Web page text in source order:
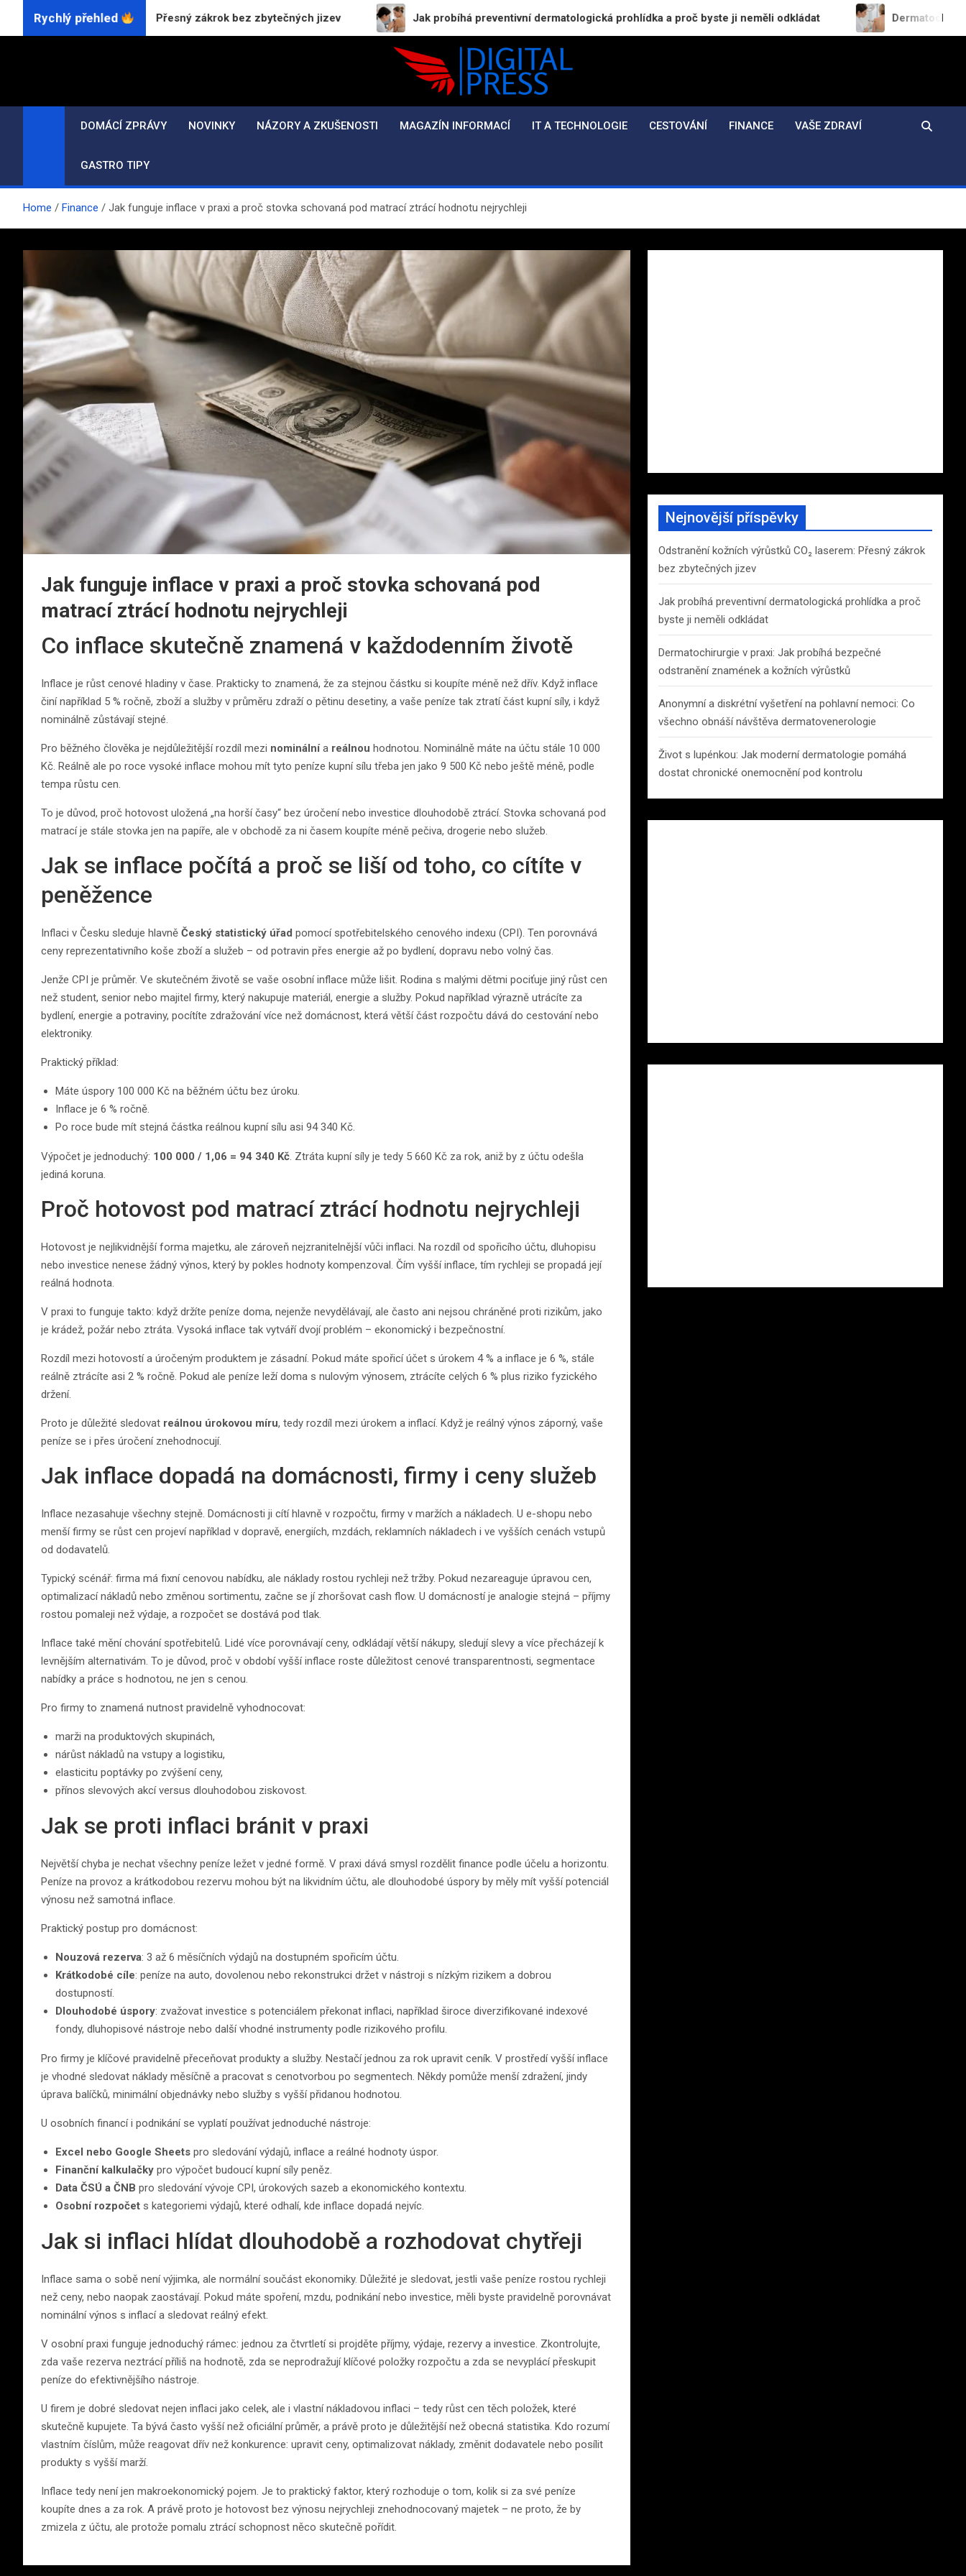
Rychlý přehled
CO₂ laserem: Přesný zákrok bez zbytečných jizev Jak probíhá preventivní dermatologická prohlídka a proč byste ji neměli odkládat Dermatochirurgie v praxi:
Digital-Press.cz
Kvalitní informace pro každý den
DOMÁCÍ ZPRÁVY
NOVINKY NÁZORY A ZKUŠENOSTI MAGAZÍN INFORMACÍ IT A TECHNOLOGIE CESTOVÁNÍ FINANCE VAŠE ZDRAVÍ
GASTRO TIPY
Home Finance Jak funguje inflace v praxi a proč stovka schovaná pod matrací ztrácí hodnotu nejrychleji
Jak funguje inflace v praxi a proč stovka schovaná pod
matrací ztrácí hodnotu nejrychleji
Co inflace skutečně znamená v každodenním životě
Inflace je růst cenové hladiny v čase. Prakticky to znamená, že za stejnou částku si koupíte méně než dřív. Když inflace
činí například 5 % ročně, zboží a služby v průměru zdraží o pětinu desetiny, a vaše peníze tak ztratí část kupní síly, i když
nominálně zůstávají stejné.
Pro běžného člověka je nejdůležitější rozdíl mezi nominálnía reálnou hodnotou. Nominálně máte na účtu stále 10 000
Kč. Reálně ale po roce vysoké inflace mohou mít tyto peníze kupní sílu třeba jen jako 9 500 Kč nebo ještě méně, podle
tempa růstu cen.
To je důvod, proč hotovost uložená „na horší časy“ bez úročení nebo investice dlouhodobě ztrácí. Stovka schovaná pod
matrací je stále stovka jen na papíře, ale v obchodě za ni časem koupíte méně pečiva, drogerie nebo služeb.
Jak se inflace počítá a proč se liší od toho, co cítíte v
peněžence
Inflaci v Česku sleduje hlavně Český statistický úřad pomocí spotřebitelského cenového indexu (CPI). Ten porovnává
ceny reprezentativního koše zboží a služeb – od potravin přes energie až po bydlení, dopravu nebo volný čas.
Jenže CPI je průměr. Ve skutečném životě se vaše osobní inflace může lišit. Rodina s malými dětmi pociťuje jiný růst cen
než student, senior nebo majitel firmy, který nakupuje materiál, energie a služby. Pokud například výrazně utrácíte za
bydlení, energie a potraviny, pocítíte zdražování více než domácnost, která větší část rozpočtu dává do cestování nebo
elektroniky.
Praktický příklad:
Máte úspory 100 000 Kč na běžném účtu bez úroku.
Inflace je 6 % ročně.
Po roce bude mít stejná částka reálnou kupní sílu asi 94 340 Kč.
Výpočet je jednoduchý: 100 000 / 1,06 = 94 340 Kč. Ztráta kupní síly je tedy 5 660 Kč za rok, aniž by z účtu odešla
jediná koruna.
Proč hotovost pod matrací ztrácí hodnotu nejrychleji
Hotovost je nejlikvidnější forma majetku, ale zároveň nejzranitelnější vůči inflaci. Na rozdíl od spořicího účtu, dluhopisu
nebo investice nenese žádný výnos, který by pokles hodnoty kompenzoval. Čím vyšší inflace, tím rychleji se propadá její
reálná hodnota.
V praxi to funguje takto: když držíte peníze doma, nejenže nevydělávají, ale často ani nejsou chráněné proti rizikům, jako
je krádež, požár nebo ztráta. Vysoká inflace tak vytváří dvojí problém – ekonomický i bezpečnostní.
Rozdíl mezi hotovostí a úročeným produktem je zásadní. Pokud máte spořicí účet s úrokem 4 % a inflace je 6 %, stále
reálně ztrácíte asi 2 % ročně. Pokud ale peníze leží doma s nulovým výnosem, ztrácíte celých 6 % plus riziko fyzického
držení.
Proto je důležité sledovat reálnou úrokovou míru, tedy rozdíl mezi úrokem a inflací. Když je reálný výnos záporný, vaše
peníze se i přes úročení znehodnocují.
Jak inflace dopadá na domácnosti, firmy i ceny služeb
Inflace nezasahuje všechny stejně. Domácnosti ji cítí hlavně v rozpočtu, firmy v maržích a nákladech. U e-shopu nebo
menší firmy se růst cen projeví například v dopravě, energiích, mzdách, reklamních nákladech i ve vyšších cenách vstupů
od dodavatelů.
Typický scénář: firma má fixní cenovou nabídku, ale náklady rostou rychleji než tržby. Pokud nezareaguje úpravou cen,
optimalizací nákladů nebo změnou sortimentu, začne se jí zhoršovat cash flow. U domácností je analogie stejná – příjmy
rostou pomaleji než výdaje, a rozpočet se dostává pod tlak.
Inflace také mění chování spotřebitelů. Lidé více porovnávají ceny, odkládají větší nákupy, sledují slevy a více přecházejí k
levnějším alternativám. To je důvod, proč v období vyšší inflace roste důležitost cenové transparentnosti, segmentace
nabídky a práce s hodnotou, ne jen s cenou.
Pro firmy to znamená nutnost pravidelně vyhodnocovat:
marži na produktových skupinách,
nárůst nákladů na vstupy a logistiku,
elasticitu poptávky po zvýšení ceny,
přínos slevových akcí versus dlouhodobou ziskovost.
Jak se proti inflaci bránit v praxi
Největší chyba je nechat všechny peníze ležet v jedné formě. V praxi dává smysl rozdělit finance podle účelu a horizontu.
Peníze na provoz a krátkodobou rezervu mohou být na likvidním účtu, ale dlouhodobé úspory by měly mít vyšší potenciál
výnosu než samotná inflace.
Praktický postup pro domácnost:
Nouzová rezerva: 3 až 6 měsíčních výdajů na dostupném spořicím účtu.
Krátkodobé cíle: peníze na auto, dovolenou nebo rekonstrukci držet v nástroji s nízkým rizikem a dobrou
dostupností.
Dlouhodobé úspory: zvažovat investice s potenciálem překonat inflaci, například široce diverzifikované indexové
fondy, dluhopisové nástroje nebo další vhodné instrumenty podle rizikového profilu.
Pro firmy je klíčové pravidelně přeceňovat produkty a služby. Nestačí jednou za rok upravit ceník. V prostředí vyšší inflace
je vhodné sledovat náklady měsíčně a pracovat s cenotvorbou po segmentech. Někdy pomůže menší zdražení, jindy
úprava balíčků, minimální objednávky nebo služby s vyšší přidanou hodnotou.
U osobních financí i podnikání se vyplatí používat jednoduché nástroje:
Excel nebo Google Sheets pro sledování výdajů, inflace a reálné hodnoty úspor.
Finanční kalkulačky pro výpočet budoucí kupní síly peněz.
Data ČSÚ a ČNB pro sledování vývoje CPI, úrokových sazeb a ekonomického kontextu.
Osobní rozpočet s kategoriemi výdajů, které odhalí, kde inflace dopadá nejvíc.
Jak si inflaci hlídat dlouhodobě a rozhodovat chytřeji
Inflace sama o sobě není výjimka, ale normální součást ekonomiky. Důležité je sledovat, jestli vaše peníze rostou rychleji
než ceny, nebo naopak zaostávají. Pokud máte spoření, mzdu, podnikání nebo investice, měli byste pravidelně porovnávat
nominální výnos s inflací a sledovat reálný efekt.
V osobní praxi funguje jednoduchý rámec: jednou za čtvrtletí si projděte příjmy, výdaje, rezervy a investice. Zkontrolujte,
zda vaše rezerva neztrácí příliš na hodnotě, zda se neprodražují klíčové položky rozpočtu a zda se nevyplácí přeskupit
peníze do efektivnějšího nástroje.
U firem je dobré sledovat nejen inflaci jako celek, ale i vlastní nákladovou inflaci – tedy růst cen těch položek, které
skutečně kupujete. Ta bývá často vyšší než oficiální průměr, a právě proto je důležitější než obecná statistika. Kdo rozumí
vlastním číslům, může reagovat dřív než konkurence: upravit ceny, optimalizovat náklady, změnit dodavatele nebo posílit
produkty s vyšší marží.
Inflace tedy není jen makroekonomický pojem. Je to praktický faktor, který rozhoduje o tom, kolik si za své peníze
koupíte dnes a za rok. A právě proto je hotovost bez výnosu nejrychleji znehodnocovaný majetek – ne proto, že by
zmizela z účtu, ale protože pomalu ztrácí schopnost něco skutečně pořídit.
Nejnovější příspěvky
Odstranění kožních výrůstků CO₂ laserem: Přesný zákrok
bez zbytečných jizev
Jak probíhá preventivní dermatologická prohlídka a proč
byste ji neměli odkládat
Dermatochirurgie v praxi: Jak probíhá bezpečné
odstranění znamének a kožních výrůstků
Anonymní a diskrétní vyšetření na pohlavní nemoci: Co
všechno obnáší návštěva dermatovenerologie
Život s lupénkou: Jak moderní dermatologie pomáhá
dostat chronické onemocnění pod kontrolu